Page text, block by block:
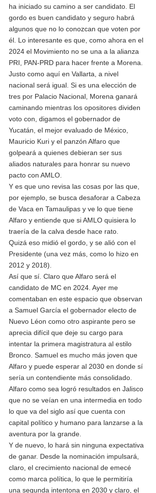
ha iniciado su camino a ser candidato. El
gordo es buen candidato y seguro habrá
algunos que no lo conozcan que voten por
él. Lo interesante es que, como ahora en el
2024 el Movimiento no se una a la alianza
PRI, PAN-PRD para hacer frente a Morena.
Justo como aquí en Vallarta, a nivel
nacional será igual. Si es una elección de
tres por Palacio Nacional, Morena ganará
caminando mientras los opositores dividen
voto con, digamos el gobernador de
Yucatán, el mejor evaluado de México,
Mauricio Kuri y el panzón Alfaro que
golpeará a quienes debieran ser sus
aliados naturales para honrar su nuevo
pacto con AMLO.
Y es que uno revisa las cosas por las que,
por ejemplo, se busca desaforar a Cabeza
de Vaca en Tamaulipas y ve lo que tiene
Alfaro y entiende que si AMLO quisiera lo
traería de la calva desde hace rato.
Quizá eso midió el gordo, y se alió con el
Presidente (una vez más, como lo hizo en
2012 y 2018).
Así que sí. Claro que Alfaro será el
candidato de MC en 2024. Ayer me
comentaban en este espacio que observan
a Samuel García el gobernador electo de
Nuevo Léon como otro aspirante pero se
aprecia difícil que deje su cargo para
intentar la primera magistratura al estilo
Bronco. Samuel es mucho más joven que
Alfaro y puede esperar al 2030 en donde sí
sería un contendiente más consolidado.
Alfaro como sea logró resultados en Jalisco
que no se veían en una intermedia en todo
lo que va del siglo así que cuenta con
capital político y humano para lanzarse a la
aventura por la grande.
Y de nuevo, lo hará sin ninguna expectativa
de ganar. Desde la nominación impulsará,
claro, el crecimiento nacional de emecé
como marca política, lo que le permitiría
una segunda intentona en 2030 y claro, el